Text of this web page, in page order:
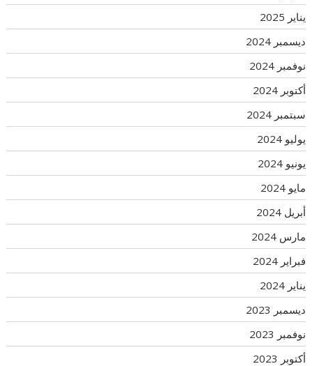
يناير 2025
ديسمبر 2024
نوفمبر 2024
أكتوبر 2024
سبتمبر 2024
يوليو 2024
يونيو 2024
مايو 2024
أبريل 2024
مارس 2024
فبراير 2024
يناير 2024
ديسمبر 2023
نوفمبر 2023
أكتوبر 2023